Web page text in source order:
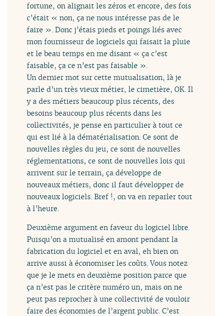
fortune, on alignait les zéros et encore, des fois
c’était « non, ça ne nous intéresse pas de le
faire ». Donc j’étais pieds et poings liés avec
mon fournisseur de logiciels qui faisait la pluie
et le beau temps en me disant « ça c’est
faisable, ça ce n’est pas faisable ».
Un dernier mot sur cette mutualisation, là je
parle d’un très vieux métier, le cimetière, OK. Il
y a des métiers beaucoup plus récents, des
besoins beaucoup plus récents dans les
collectivités, je pense en particulier à tout ce
qui est lié à la dématérialisation. Ce sont de
nouvelles règles du jeu, ce sont de nouvelles
réglementations, ce sont de nouvelles lois qui
arrivent sur le terrain, ça développe de
nouveaux métiers, donc il faut développer de
nouveaux logiciels. Bref !, on va en reparler tout
à l’heure.
Deuxième argument en faveur du logiciel libre.
Puisqu’on a mutualisé en amont pendant la
fabrication du logiciel et en aval, eh bien on
arrive aussi à économiser les coûts. Vous notez
que je le mets en deuxième position parce que
ça n’est pas le critère numéro un, mais on ne
peut pas reprocher à une collectivité de vouloir
faire des économies de l’argent public. C’est